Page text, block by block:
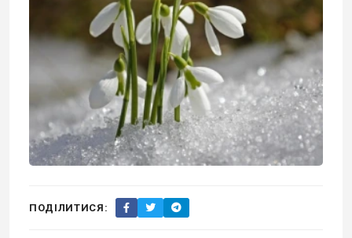
ПОДІЛИТИСЯ: